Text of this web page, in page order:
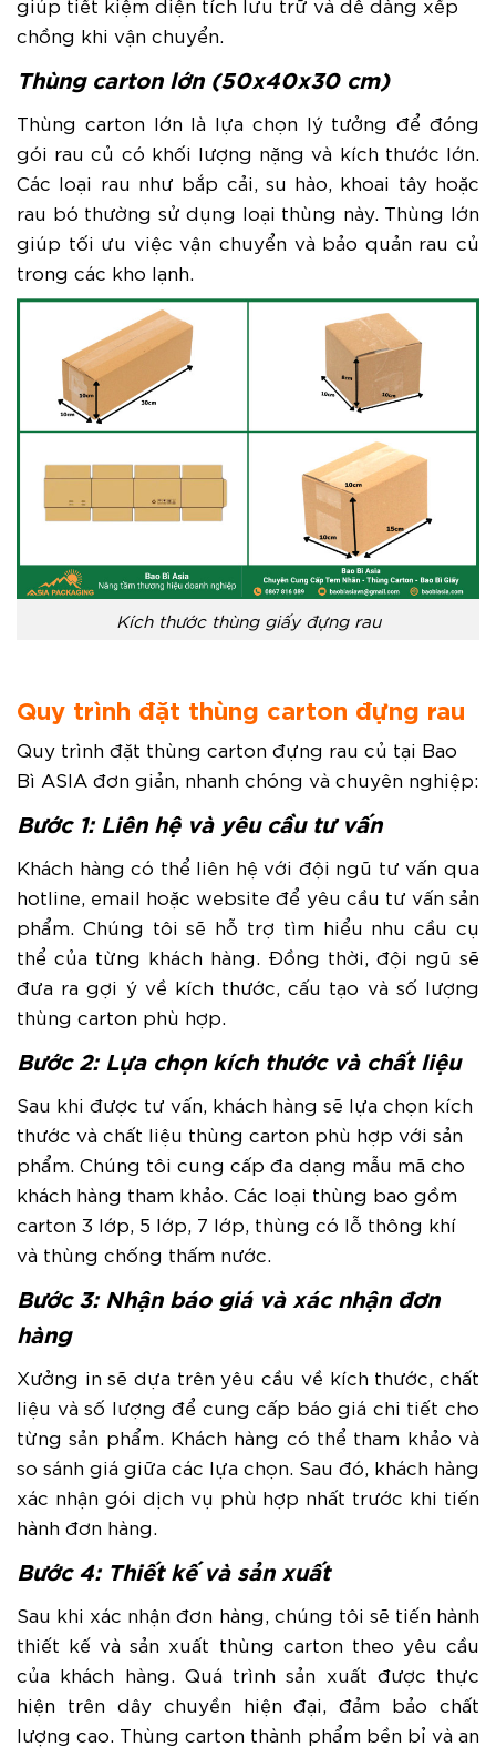
chồng khi vận chuyển.
Thùng carton lớn (50x40x30 cm)
Thùng carton lớn là lựa chọn lý tưởng để đóng
gói rau củ có khối lượng nặng và kích thước lớn.
Các loại rau như bắp cải, su hào, khoai tây hoặc
rau bó thường sử dụng loại thùng này. Thùng lớn
giúp tối ưu việc vận chuyển và bảo quản rau củ
trong các kho lạnh.
Kích thước thùng giấy đựng rau
Quy trình đặt thùng carton đựng rau
Quy trình đặt thùng carton đựng rau củ tại Bao
Bì ASIA đơn giản, nhanh chóng và chuyên nghiệp:
Bước 1: Liên hệ và yêu cầu tư vấn
Khách hàng có thể liên hệ với đội ngũ tư vấn qua
hotline, email hoặc website để yêu cầu tư vấn sản
phẩm. Chúng tôi sẽ hỗ trợ tìm hiểu nhu cầu cụ
thể của từng khách hàng. Đồng thời, đội ngũ sẽ
đưa ra gợi ý về kích thước, cấu tạo và số lượng
thùng carton phù hợp.
Bước 2: Lựa chọn kích thước và chất liệu
Sau khi được tư vấn, khách hàng sẽ lựa chọn kích
thước và chất liệu thùng carton phù hợp với sản
phẩm. Chúng tôi cung cấp đa dạng mẫu mã cho
khách hàng tham khảo. Các loại thùng bao gồm
carton 3 lớp, 5 lớp, 7 lớp, thùng có lỗ thông khí
và thùng chống thấm nước.
Bước 3: Nhận báo giá và xác nhận đơn
hàng
Xưởng in sẽ dựa trên yêu cầu về kích thước, chất
liệu và số lượng để cung cấp báo giá chi tiết cho
từng sản phẩm. Khách hàng có thể tham khảo và
so sánh giá giữa các lựa chọn. Sau đó, khách hàng
xác nhận gói dịch vụ phù hợp nhất trước khi tiến
hành đơn hàng.
Bước 4: Thiết kế và sản xuất
Sau khi xác nhận đơn hàng, chúng tôi sẽ tiến hành
thiết kế và sản xuất thùng carton theo yêu cầu
của khách hàng. Quá trình sản xuất được thực
hiện trên dây chuyền hiện đại, đảm bảo chất
lượng cao. Thùng carton thành phẩm bền bỉ và an